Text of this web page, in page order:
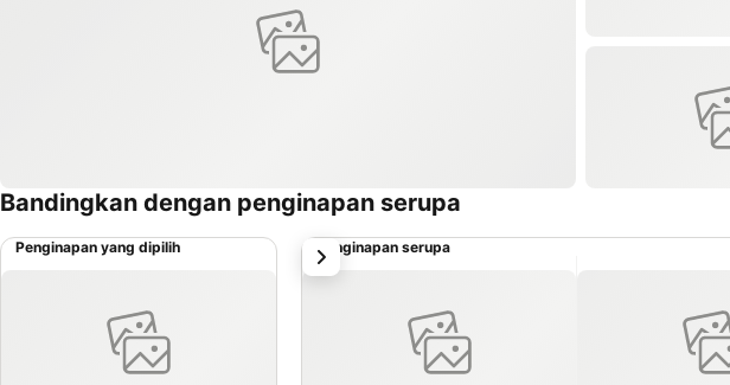
Bandingkan dengan penginapan serupa
Penginapan yang dipilih Penginapan serupa
Selanjutnya